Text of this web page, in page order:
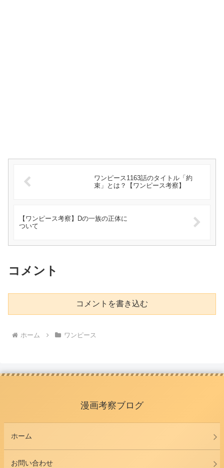
ワンピース1163話のタイトル「約
束」とは？【ワンピース考察】
【ワンピース考察】Dの一族の正体に
ついて
コメント
コメントを書き込む
ホーム ワンピース
漫画考察ブログ
ホーム
お問い合わせ